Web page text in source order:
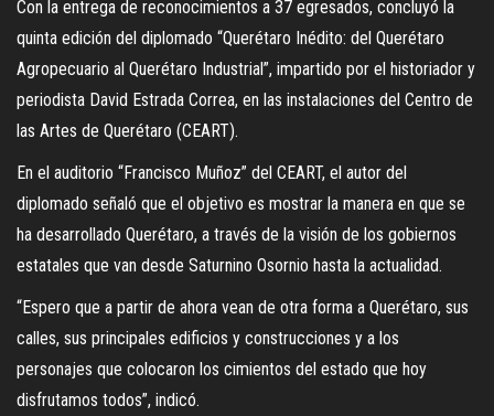
Con la entrega de reconocimientos a 37 egresados, concluyó la
quinta edición del diplomado “Querétaro Inédito: del Querétaro
Agropecuario al Querétaro Industrial”, impartido por el historiador y
periodista David Estrada Correa, en las instalaciones del Centro de
las Artes de Querétaro (CEART).
En el auditorio “Francisco Muñoz” del CEART, el autor del
diplomado señaló que el objetivo es mostrar la manera en que se
ha desarrollado Querétaro, a través de la visión de los gobiernos
estatales que van desde Saturnino Osornio hasta la actualidad.
“Espero que a partir de ahora vean de otra forma a Querétaro, sus
calles, sus principales edificios y construcciones y a los
personajes que colocaron los cimientos del estado que hoy
disfrutamos todos”, indicó.